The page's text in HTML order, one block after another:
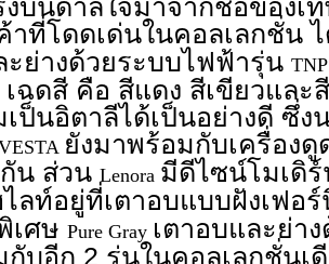
งบันดาลใจมาจากชื่อของเ
าที่โดดเด่นในคอลเลกชั่น
ะย่างด้วยระบบไฟฟ้ารุ่น
เฉดสี คือ สีแดง สีเขียวแล
เป็นอิตาลีได้เป็นอย่างดี ซึ่ง
ยังมาพร้อมกับเครื่อง
น ส่วน Lenora มีดีไซน์โมเดิ
ไลท์อยู่ที่เตาอบแบบฝังเฟอ
เศษ Pure Gray เตาอบและย่า
บอีก 2 รุ่นในคอลเลกชั่นเ